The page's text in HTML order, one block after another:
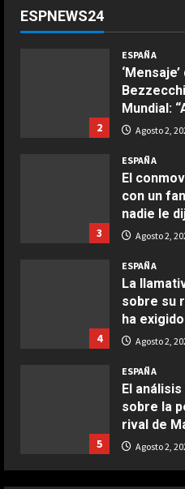
ESPNEWS24
1
2
ESPAÑA
Mundial:
Agosto 2,
3
ESPAÑA
El
con un
nadie le
Agosto 2,
4
ESPAÑA
La
sobre su
ha
Agosto 2,
5
ESPAÑA
El
sobre la
rival de
Agosto 2,
Ensalada
Maggio 28,
COCINA
aire
Aprile 24,
Buñuelos
Ternera
COCINA
Ensalada